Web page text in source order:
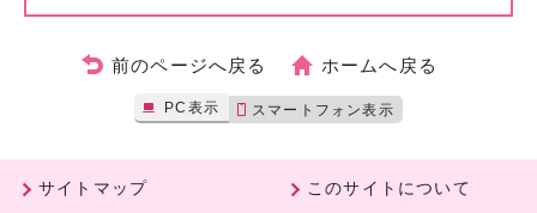
前のページへ戻る ホームへ戻る
PC表示 スマートフォン表示
サイトマップ
このサイトについて